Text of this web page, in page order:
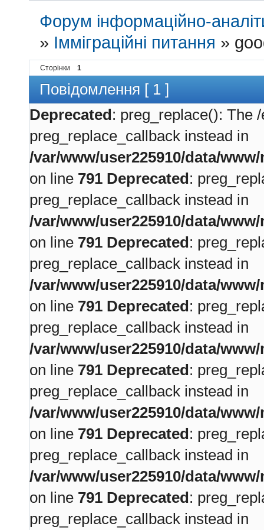
Форум інформаційно-
» Імміграційні питання »
Сторінки 1
Повідомлення [ 1 ]
Deprecated: preg_replace(): The
preg_replace_callback instead in
/var/www/user225910/data/
on line 791 Deprecated:
preg_replace_callback instead in
/var/www/user225910/data/
on line 791 Deprecated:
preg_replace_callback instead in
/var/www/user225910/data/
on line 791 Deprecated:
preg_replace_callback instead in
/var/www/user225910/data/
on line 791 Deprecated:
preg_replace_callback instead in
/var/www/user225910/data/
on line 791 Deprecated:
preg_replace_callback instead in
/var/www/user225910/data/
on line 791 Deprecated:
preg_replace_callback instead in